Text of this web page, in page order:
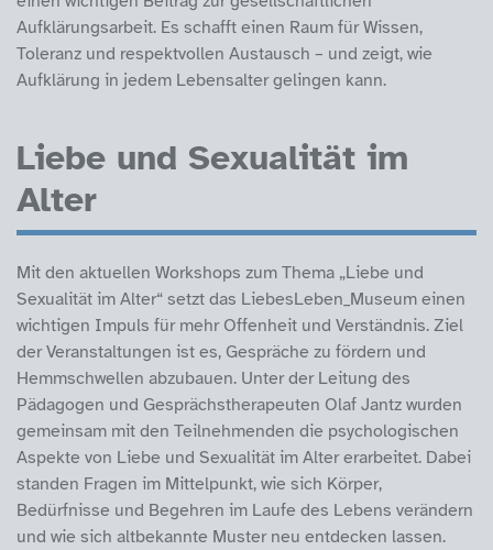
Aufklärungsarbeit. Es schafft einen Raum für Wissen,
Toleranz und respektvollen Austausch – und zeigt, wie
Aufklärung in jedem Lebensalter gelingen kann.
Liebe und Sexualität im
Alter
Mit den aktuellen Workshops zum Thema „Liebe und
Sexualität im Alter“ setzt das LiebesLeben_Museum einen
wichtigen Impuls für mehr Offenheit und Verständnis. Ziel
der Veranstaltungen ist es, Gespräche zu fördern und
Hemmschwellen abzubauen. Unter der Leitung des
Pädagogen und Gesprächstherapeuten Olaf Jantz wurden
gemeinsam mit den Teilnehmenden die psychologischen
Aspekte von Liebe und Sexualität im Alter erarbeitet. Dabei
standen Fragen im Mittelpunkt, wie sich Körper,
Bedürfnisse und Begehren im Laufe des Lebens verändern
und wie sich altbekannte Muster neu entdecken lassen.